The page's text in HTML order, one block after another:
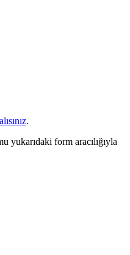
.
yukarıdaki form aracılığıyla